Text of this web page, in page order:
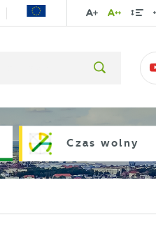
Czas wolny